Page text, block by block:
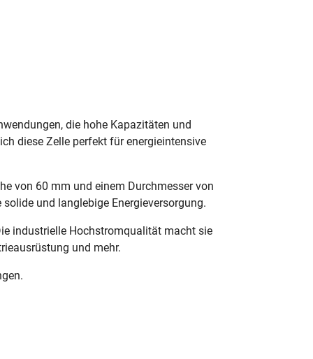
die hohe Kapazitäten und
diese Zelle perfekt für energieintensive
von 60 mm und einem Durchmesser von
und langlebige Energieversorgung.
industrielle Hochstromqualität macht sie
und mehr.